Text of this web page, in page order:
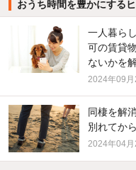
おうち時間を豊かにする
一人暮ら
可の賃貸
ないかを
2024年09月
同棲を解
別れてか
2024年04月